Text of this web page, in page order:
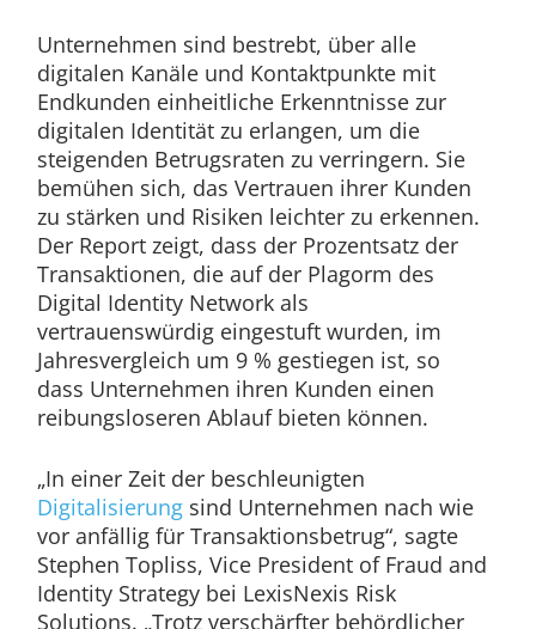
Unternehmen sind bestrebt, über alle
digitalen Kanäle und Kontaktpunkte mit
Endkunden einheitliche Erkenntnisse zur
digitalen Identität zu erlangen, um die
steigenden Betrugsraten zu verringern. Sie
bemühen sich, das Vertrauen ihrer Kunden
zu stärken und Risiken leichter zu erkennen.
Der Report zeigt, dass der Prozentsatz der
Transaktionen, die auf der Plagorm des
Digital Identity Network als
vertrauenswürdig eingestuft wurden, im
Jahresvergleich um 9 % gestiegen ist, so
dass Unternehmen ihren Kunden einen
reibungsloseren Ablauf bieten können.
„In einer Zeit der beschleunigten
Digitalisierungsind Unternehmen nach wie
vor anfällig für Transaktionsbetrug“, sagte
Stephen Topliss, Vice President of Fraud and
Identity Strategy bei LexisNexis Risk
Solutions. „Trotz verschärfter behördlicher